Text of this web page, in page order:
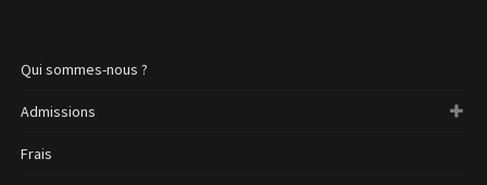
Qui sommes-nous ?
Admissions
Frais